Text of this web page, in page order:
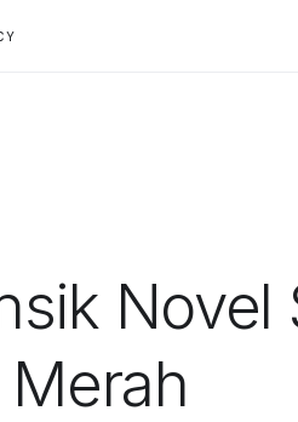
Novel